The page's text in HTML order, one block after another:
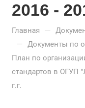
2016 -
Главная —
— Документы по
План по
стандартов в ОГУП
г.г.